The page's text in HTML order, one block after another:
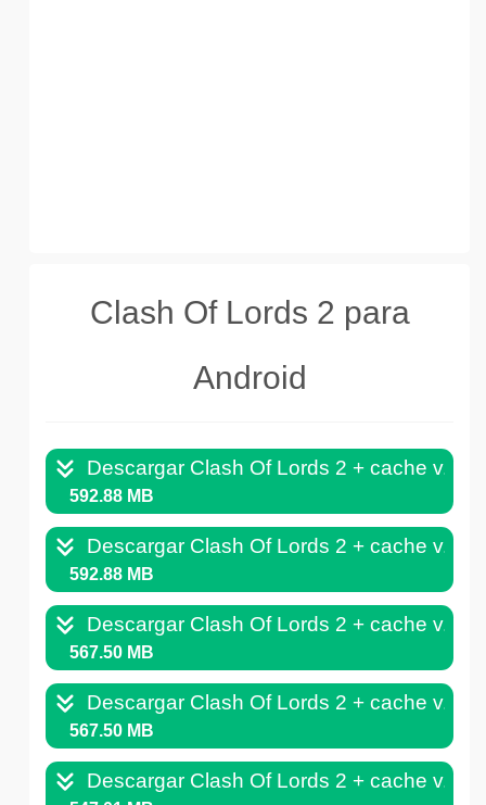
Clash Of Lords 2 para
Android
Descargar Clash Of Lords 2 + cache
592.88 MB
Descargar Clash Of Lords 2 + cache
592.88 MB
Descargar Clash Of Lords 2 + cache
567.50 MB
Descargar Clash Of Lords 2 + cache
567.50 MB
Descargar Clash Of Lords 2 + cache